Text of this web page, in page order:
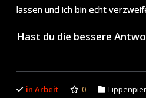
lassen und ich bin echt
Hast du die bessere
in Arbeit 0